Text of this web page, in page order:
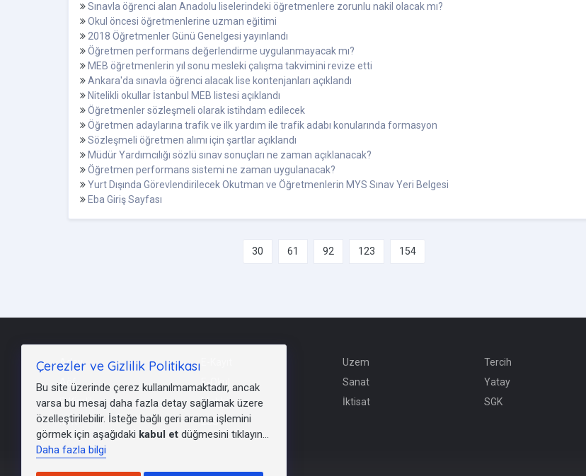
Sınavla öğrenci alan Anadolu liselerindeki öğretmenlere zorunlu nakil olacak mı?
Okul öncesi öğretmenlerine uzman eğitimi
2018 Öğretmenler Günü Genelgesi yayınlandı
Öğretmen performans değerlendirme uygulanmayacak mı?
MEB öğretmenlerin yıl sonu mesleki çalışma takvimini revize etti
Ankara'da sınavla öğrenci alacak lise kontenjanları açıklandı
Nitelikli okullar İstanbul MEB listesi açıklandı
Öğretmenler sözleşmeli olarak istihdam edilecek
Öğretmen adaylarına trafik ve ilk yardım ile trafik adabı konularında formasyon
Sözleşmeli öğretmen alımı için şartlar açıklandı
Müdür Yardımcılığı sözlü sınav sonuçları ne zaman açıklanacak?
Öğretmen performans sistemi ne zaman uygulanacak?
Yurt Dışında Görevlendirilecek Okutman ve Öğretmenlerin MYS Sınav Yeri Belgesi
Eba Giriş Sayfası
30 61 92 123 154
Aday
Aöf
E-Kimlik
KYK
E-Okul
Mebbis
LGS
Uzem
Sanat
İktisat
Tercih
Yatay
SGK
Çerezler ve Gizlilik Politikası
Bu site üzerinde çerez kullanılmamaktadır, ancak
varsa bu mesaj daha fazla detay sağlamak üzere
özelleştirilebilir. İsteğe bağlı geri arama işlemini
görmek için aşağıdaki kabul et düğmesini tıklayın...
Daha fazla bilgi